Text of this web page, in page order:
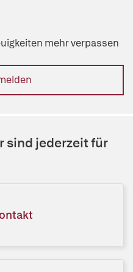
mehr verpassen
sind jederzeit für